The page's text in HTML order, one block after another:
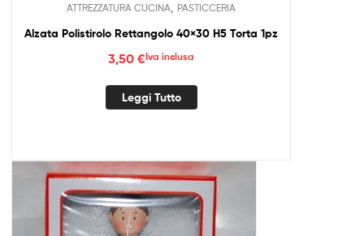
ATTREZZATURA CUCINA PASTICCERIA
Alzata Polistirolo Rettangolo 40×30 H5 Torta 1pz
3,50 €Iva inclusa
Leggi Tutto